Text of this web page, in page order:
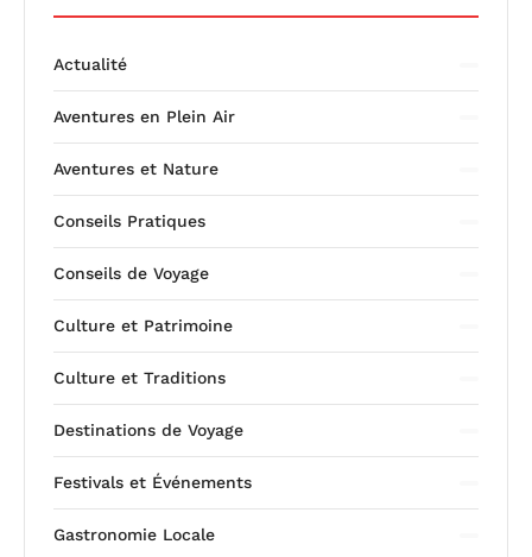
Actualité
Aventures en Plein Air
Aventures et Nature
Conseils Pratiques
Conseils de Voyage
Culture et Patrimoine
Culture et Traditions
Destinations de Voyage
Festivals et Événements
Gastronomie Locale